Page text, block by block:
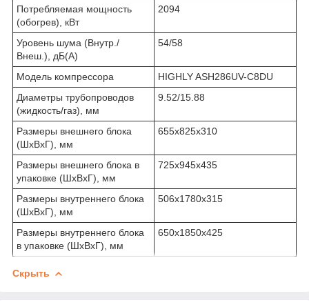
Потребляемая мощность
(обогрев), кВт
2094
Уровень шума (Внутр./
Внеш.), дБ(А)
54/58
Модель компрессора
HIGHLY ASH286UV-C8DU
Диаметры трубопроводов
(жидкость/газ), мм
9.52/15.88
Размеры внешнего блока
(ШхВхГ), мм
655х825х310
Размеры внешнего блока в
упаковке (ШхВхГ), мм
725х945х435
Размеры внутреннего блока
(ШхВхГ), мм
506х1780х315
Размеры внутреннего блока
в упаковке (ШхВхГ), мм
650х1850х425
Скрыть